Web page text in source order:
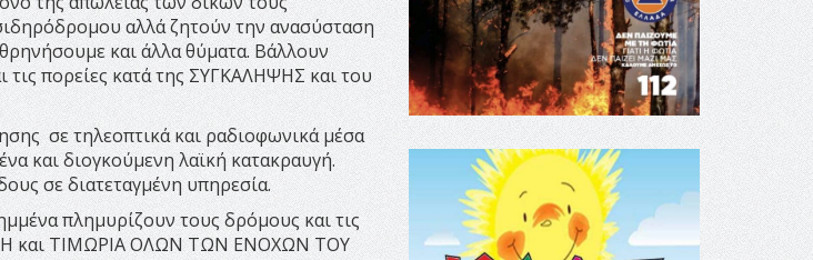
αλλά ζητούν την ανασύσταση
και άλλα θύματα. Βάλλουν
πορείες κατά της ΣΥΓΚΑΛΗΨΗΣ και του
σε τηλεοπτικά και ραδιοφωνικά μέσα
και διογκούμενη λαϊκή κατακραυγή.
σε διατεταγμένη υπηρεσία.
πλημυρίζουν τους δρόμους και τις
και ΤΙΜΩΡΙΑ ΟΛΩΝ ΤΩΝ ΕΝΟΧΩΝ ΤΟΥ